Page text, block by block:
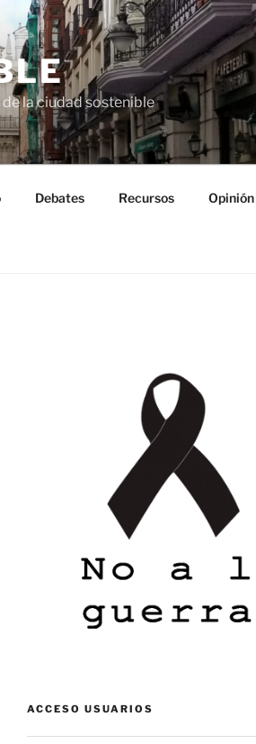
la ciudad sostenible
Debates Recursos Opinión
ACCESO USUARIOS